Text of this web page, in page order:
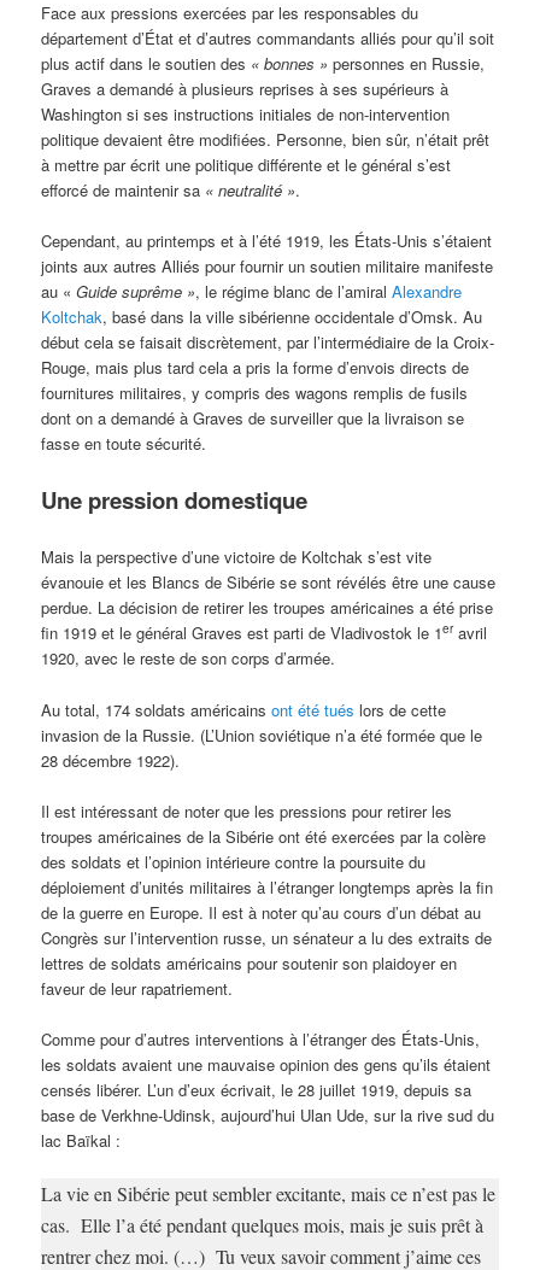
Face aux pressions exercées par les responsables du
département d’État et d’autres commandants alliés pour qu’il soit
plus actif dans le soutien des « bonnes » personnes en Russie,
Graves a demandé à plusieurs reprises à ses supérieurs à
Washington si ses instructions initiales de non-intervention
politique devaient être modifiées. Personne, bien sûr, n’était prêt
à mettre par écrit une politique différente et le général s’est
efforcé de maintenir sa «neutralité ».
Cependant, au printemps et à l’été 1919, les États-Unis s’étaient
joints aux autres Alliés pour fournir un soutien militaire manifeste
au «Guide suprême », le régime blanc de l’amiralAlexandre
Koltchak, basé dans la ville sibérienne occidentale d’Omsk. Au
début cela se faisait discrètement, par l’intermédiaire de la Croix-
Rouge, mais plus tard cela a pris la forme d’envois directs de
fournitures militaires, y compris des wagons remplis de fusils
dont on a demandé à Graves de surveiller que la livraison se
fasse en toute sécurité.
Une pression domestique
Mais la perspective d’une victoire de Koltchak s’est vite
évanouie et les Blancs de Sibérie se sont révélés être une cause
perdue. La décision de retirer les troupes américaines a été prise
fin 1919 et le général Graves est parti de Vladivostok le 1eravril
1920, avec le reste de son corps d’armée.
Au total, 174 soldats américainsont été tués lors de cette
invasion de la Russie. (L’Union soviétique n’a été formée que le
28 décembre 1922).
Il est intéressant de noter que les pressions pour retirer les
troupes américaines de la Sibérie ont été exercées par la colère
des soldats et l’opinion intérieure contre la poursuite du
déploiement d’unités militaires à l’étranger longtemps après la fin
de la guerre en Europe. Il est à noter qu’au cours d’un débat au
Congrès sur l’intervention russe, un sénateur a lu des extraits de
lettres de soldats américains pour soutenir son plaidoyer en
faveur de leur rapatriement.
Comme pour d’autres interventions à l’étranger des États-Unis,
les soldats avaient une mauvaise opinion des gens qu’ils étaient
censés libérer. L’un d’eux écrivait, le 28 juillet 1919, depuis sa
base de Verkhne-Udinsk, aujourd’hui Ulan Ude, sur la rive sud du
lac Baïkal :
La vie en Sibérie peut sembler excitante, mais ce n’est pas le
cas. Elle l’a été pendant quelques mois, mais je suis prêt à
rentrer chez moi. (…) Tu veux savoir comment j’aime ces